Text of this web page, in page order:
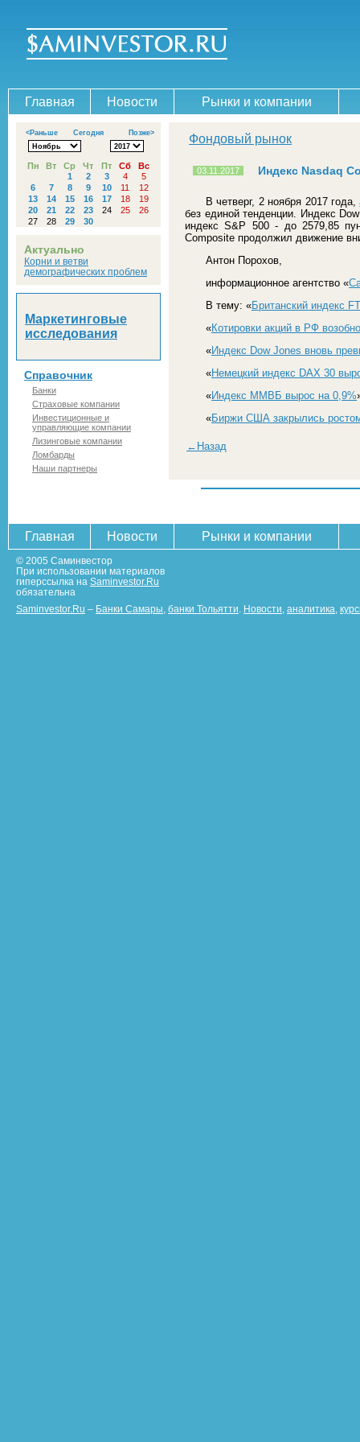
Главная Новости Рынки и компании
<Раньше Сегодня Позже>
Пн Вт Ср Чт Пт Сб
Вс
1
2 3 4
5
6
7 8 9 10 11
12
13
14 15 16 17 18
19
20
21 22 23 24 25
26
27
28 29 30
Актуально
Корни и ветви
демографических проблем
Маркетинговые
исследования
Справочник
Банки
Страховые компании
Инвестиционные и
управляющие компании
Лизинговые компании
Ломбарды
Наши партнеры
Фондовый рынок
03.11.2017 Индекс Nasdaq
В четверг, 2 ноября 2017 года,
без единой тенденции. Индекс
индекс S&P 500 - до 2579,85
Composite продолжил движение
Антон Порохов,
информационное агентство «
В тему: «Британский индекс
«Котировки акций в РФ
«Индекс Dow Jones вновь
«Немецкий индекс DAX 30
«Индекс ММВБ вырос на 0,9%
«Биржи США закрылись
←Назад
Главная Новости Рынки и компании
© 2005 Саминвестор
При использовании материалов
гиперссылка на Saminvestor.Ru
обязательна
Saminvestor.Ru – Банки Самары банки Тольятти Новости аналитика